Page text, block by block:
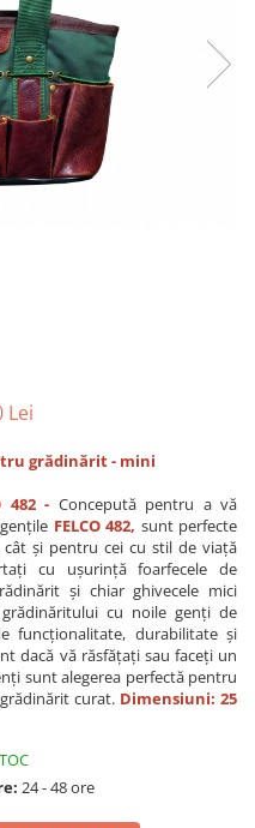
Lei
grădinărit - mini
482 - Concepută pentru a vă
FELCO 482, sunt perfecte
și pentru cei cu stil de viață
cu ușurință foarfecele de
și chiar ghivecele mici
cu noile genți de
funcționalitate, durabilitate și
dacă vă răsfățați sau faceți un
sunt alegerea perfectă pentru
curat. Dimensiuni: 25
24 - 48 ore